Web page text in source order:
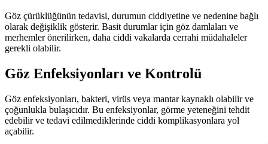
Göz çürüklüğünün tedavisi, durumun ciddiyetine ve nedenine bağlı
olarak değişiklik gösterir. Basit durumlar için göz damlaları ve
merhemler önerilirken, daha ciddi vakalarda cerrahi müdahaleler
gerekli olabilir.
Göz Enfeksiyonları ve Kontrolü
Göz enfeksiyonları, bakteri, virüs veya mantar kaynaklı olabilir ve
çoğunlukla bulaşıcıdır. Bu enfeksiyonlar, görme yeteneğini tehdit
edebilir ve tedavi edilmediklerinde ciddi komplikasyonlara yol
açabilir.